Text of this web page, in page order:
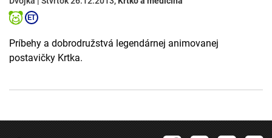
Príbehy a dobrodružstvá legendárnej animovanej
postavičky Krtka.